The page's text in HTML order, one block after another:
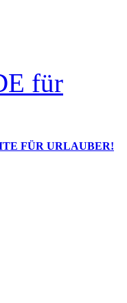
FÜR URLAUBER!